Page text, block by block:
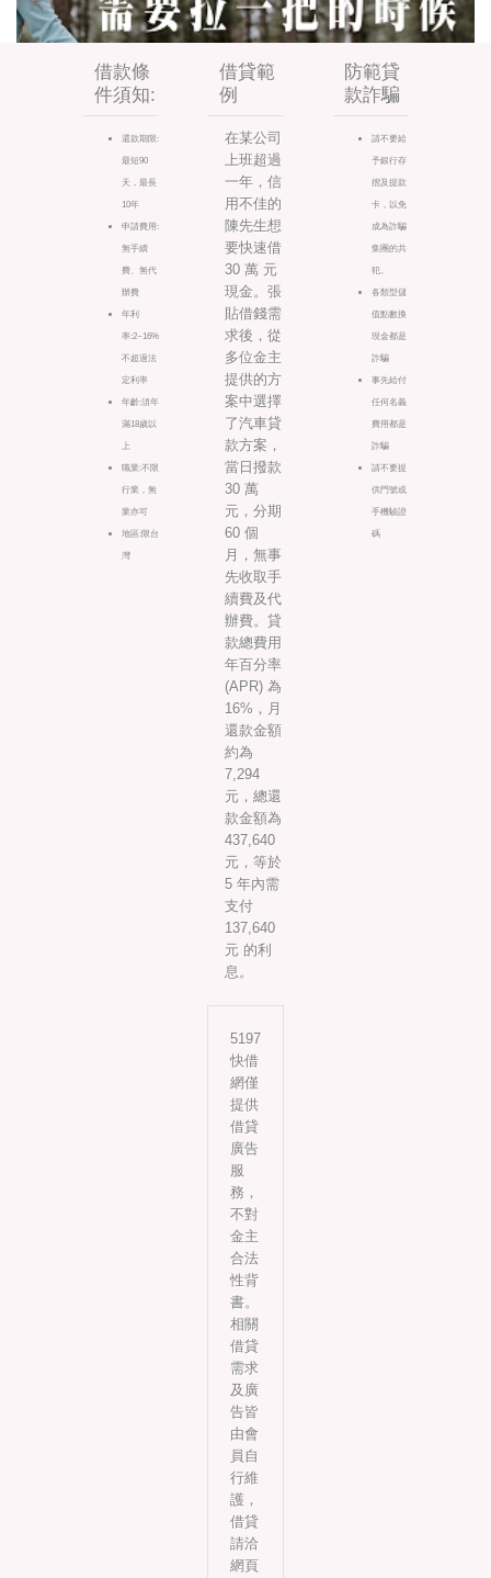
借款條
件須知:
還款期限:
最短90
天，最長
10年
申請費用:
無手續
費、無代
辦費
年利
率:2~16%
不超過法
定利率
年齡:須年
滿18歲以
上
職業:不限
行業，無
業亦可
地區:限台
灣
借貸範
例
在某公司
上班超過
一年，信
用不佳的
陳先生想
要快速借
30 萬 元
現金。張
貼借錢需
求後，從
多位金主
提供的方
案中選擇
了汽車貸
款方案，
當日撥款
30 萬
元，分期
60 個
月，無事
先收取手
續費及代
辦費。貸
款總費用
年百分率
(APR) 為
16%，月
還款金額
約為
7,294
元，總還
款金額為
437,640
元，等於
5 年內需
支付
137,640
元 的利
息。
防範貸
款詐騙
請不要給
予銀行存
摺及提款
卡，以免
成為詐騙
集團的共
犯。
各類型儲
值點數換
現金都是
詐騙
事先給付
任何名義
費用都是
詐騙
請不要提
供門號或
手機驗證
碼
5197
快借
網僅
提供
借貸
廣告
服
務，
不對
金主
合法
性背
書。
相關
借貸
需求
及廣
告皆
由會
員自
行維
護，
借貸
請洽
網頁